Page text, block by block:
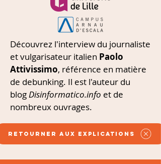
Découvrez l'interview du journaliste
et vulgarisateur italien Paolo
Attivissimo, référence en matière
de debunking. Il est l'auteur du
blogDisinformatico.info et de
nombreux ouvrages.
Retourner aux explications